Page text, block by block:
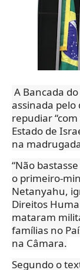
A Bancada
assinada pelo
repudiar
Estado de
na
“Não
o primeiro-
Netanyahu,
Direitos
mataram
famílias no
na Câmara.
Segundo o